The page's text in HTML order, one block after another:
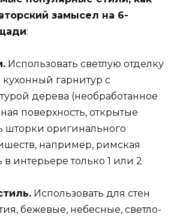
замысел на 6-
:
Использовать светлую отделку
кухонный гарнитур с
дерева (необработанное
поверхность, открытые
шторки оригинального
например, римская
в интерьере только 1 или 2
Использовать для стен
бежевые, небесные, светло-